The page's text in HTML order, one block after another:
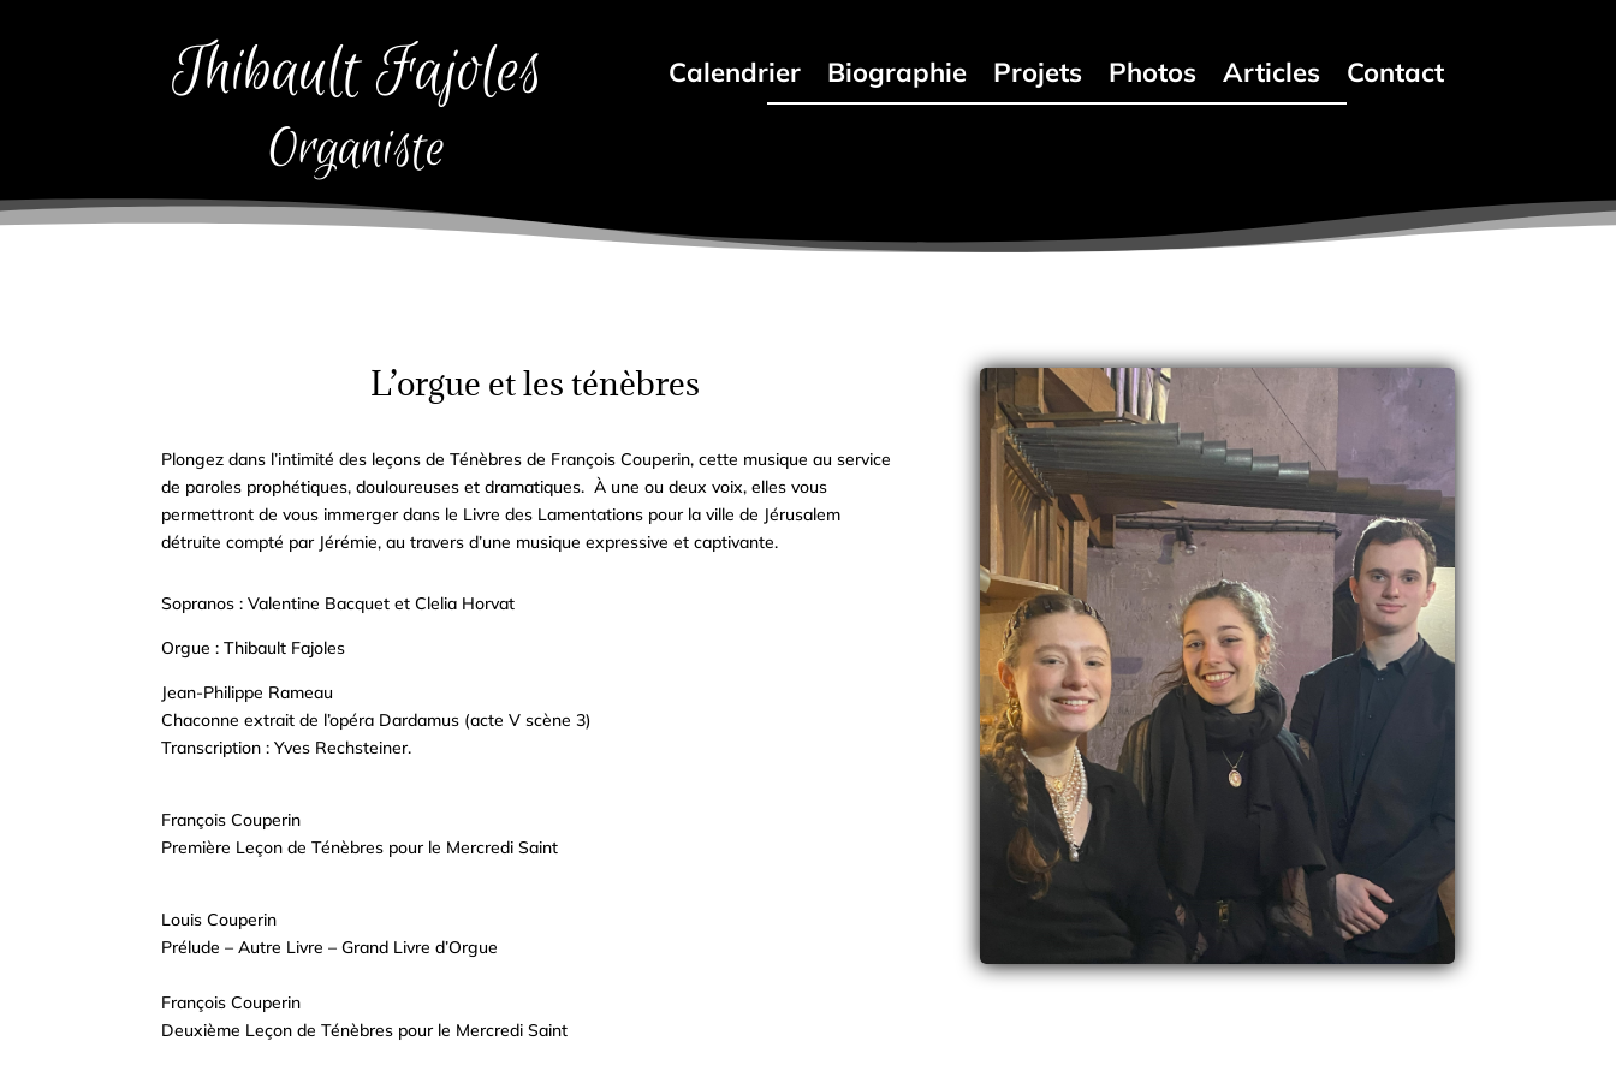
Thibault Fajoles
Organiste
Calendrier Biographie Projets Photos Articles Contact
L’orgue et les ténèbres
Plongez dans l’intimité des leçons de Ténèbres de François Couperin, cette musique au service
de paroles prophétiques, douloureuses et dramatiques. À une ou deux voix, elles vous
permettront de vous immerger dans le Livre des Lamentations pour la ville de Jérusalem
détruite compté par Jérémie, au travers d’une musique expressive et captivante.
Sopranos : Valentine Bacquet et Clelia Horvat
Orgue : Thibault Fajoles
Jean-Philippe Rameau
Chaconne extrait de l’opéra Dardamus (acte V scène 3)
Transcription : Yves Rechsteiner.
François Couperin
Première Leçon de Ténèbres pour le Mercredi Saint
Louis Couperin
Prélude – Autre Livre – Grand Livre d’Orgue
François Couperin
Deuxième Leçon de Ténèbres pour le Mercredi Saint